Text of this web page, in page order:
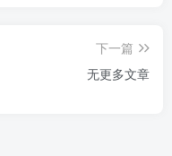
下一篇
无更多文章